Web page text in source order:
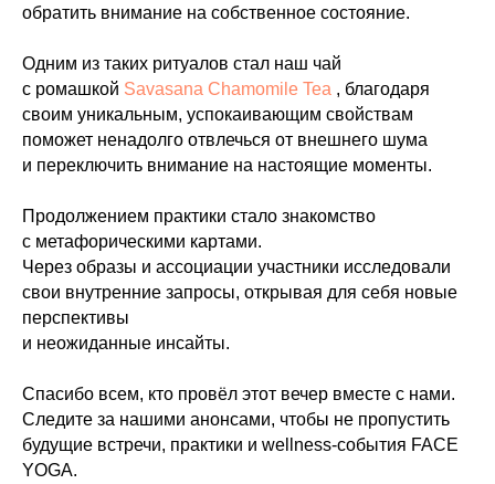
обратить внимание на собственное состояние.
Одним из таких ритуалов стал наш чай
с ромашкой Savasana Chamomile Tea , благодаря
своим уникальным, успокаивающим свойствам
поможет ненадолго отвлечься от внешнего шума
и переключить внимание на настоящие моменты.
Продолжением практики стало знакомство
с метафорическими картами.
Через образы и ассоциации участники исследовали
свои внутренние запросы, открывая для себя новые
перспективы
и неожиданные инсайты.
Спасибо всем, кто провёл этот вечер вместе с нами.
Следите за нашими анонсами, чтобы не пропустить
будущие встречи, практики и wellness-события FACE
YOGA.